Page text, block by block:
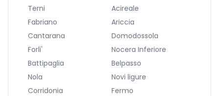
Terni
Acireale
Fabriano
Ariccia
Cantarana
Domodossola
Forli'
Nocera Inferiore
Battipaglia
Belpasso
Nola
Novi ligure
Corridonia
Fermo